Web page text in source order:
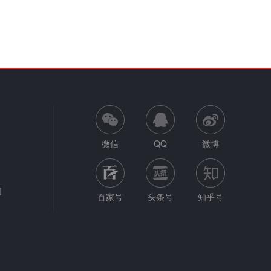
微信 QQ 微博
百家号 头条号 知乎号